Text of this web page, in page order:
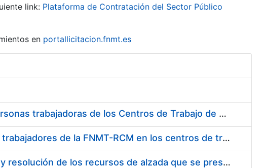
link: Plataforma de Contratación del Sector Público
en portallicitacion.fnmt.es
Suministro de Protectores Auditivos a medida para las personas trabajadoras de los Centros de Trabajo de Madrid y Burgos
Suministro de gafas graduadas antiproyecciones para los trabajadores de la FNMT-RCM en los centros de trabajo de Madrid y Burgos
Servicios de una empresa externa para el asesoramiento y resolución de los recursos de alzada que se presentan relacionados con procesos de selección para la FNMT-RCM